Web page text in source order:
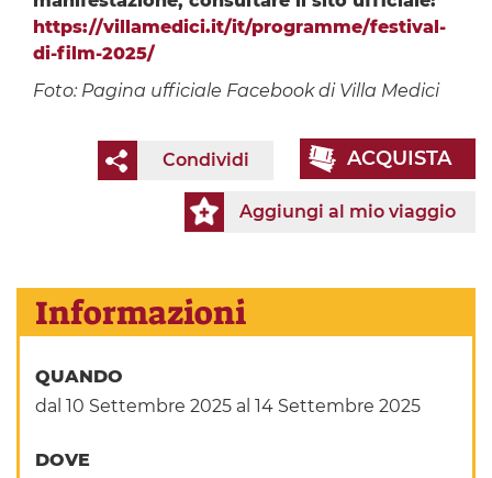
https://villamedici.it/it/programme/festival-
di-film-2025/
Foto: Pagina ufficiale Facebook di Villa Medici
ACQUISTA
Condividi
Aggiungi al mio viaggio
Informazioni
QUANDO
dal 10 Settembre 2025 al 14 Settembre 2025
DOVE